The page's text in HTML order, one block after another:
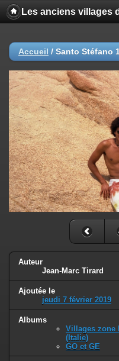
Les anciens villages
Accueil / Santo Stéfano
Auteur
Jean-Marc Tirard
Ajoutée le
jeudi 7 février 2019
Albums
Villages zone
(Italie)
GO et GE